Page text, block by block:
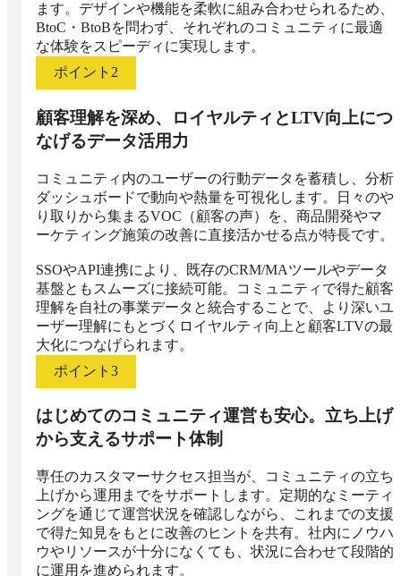
ます。デザインや機能を柔軟に組み合わせられるため、
BtoC・BtoBを問わず、それぞれのコミュニティに最適
な体験をスピーディに実現します。
ポイント 2
顧客理解を深め、ロイヤルティとLTV向上につ
なげるデータ活用力
コミュニティ内のユーザーの行動データを蓄積し、分析
ダッシュボードで動向や熱量を可視化します。日々のや
り取りから集まるVOC（顧客の声）を、商品開発やマ
ーケティング施策の改善に直接活かせる点が特長です。
SSOやAPI連携により、既存のCRM/MAツールやデータ
基盤ともスムーズに接続可能。コミュニティで得た顧客
理解を自社の事業データと統合することで、より深いユ
ーザー理解にもとづくロイヤルティ向上と顧客LTVの最
大化につなげられます。
ポイント 3
はじめてのコミュニティ運営も安心。立ち上げ
から支えるサポート体制
専任のカスタマーサクセス担当が、コミュニティの立ち
上げから運用までをサポートします。定期的なミーティ
ングを通じて運営状況を確認しながら、これまでの支援
で得た知見をもとに改善のヒントを共有。社内にノウハ
ウやリソースが十分になくても、状況に合わせて段階的
に運用を進められます。